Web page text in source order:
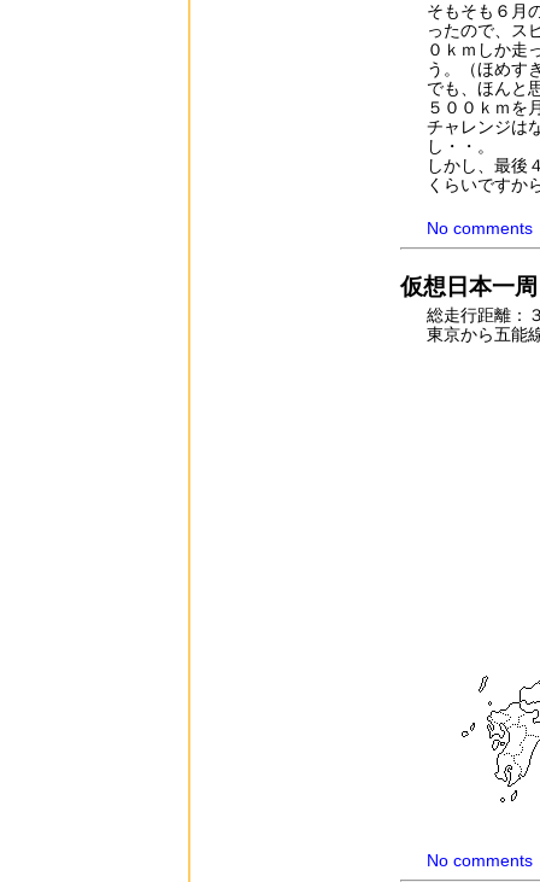
そもそも６月
ったので、ス
０ｋｍしか走
う。（ほめす
でも、ほんと
５００ｋｍを
チャレンジは
し・・。
しかし、最後
くらいですか
No comments
仮想日本一
総走行距離：
東京から五能
No comments